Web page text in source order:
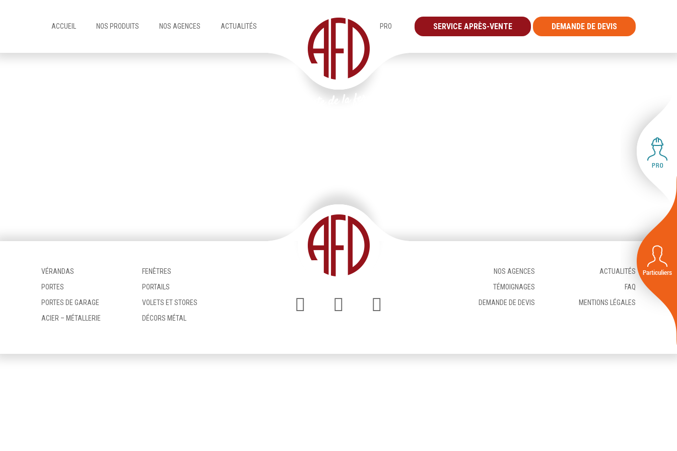
ACCUEIL NOS PRODUITS NOS AGENCES ACTUALITÉS PRO SERVICE APRÈS-VENTE DEMANDE DE DEVIS
Produits IMG_5842
VÉRANDAS
FENÊTRES
PORTES
PORTAILS
PORTES DE GARAGE
VOLETS ET STORES
ACIER – MÉTALLERIE
DÉCORS MÉTAL
NOS AGENCES
ACTUALITÉS
TÉMOIGNAGES
FAQ
DEMANDE DE DEVIS
MENTIONS LÉGALES